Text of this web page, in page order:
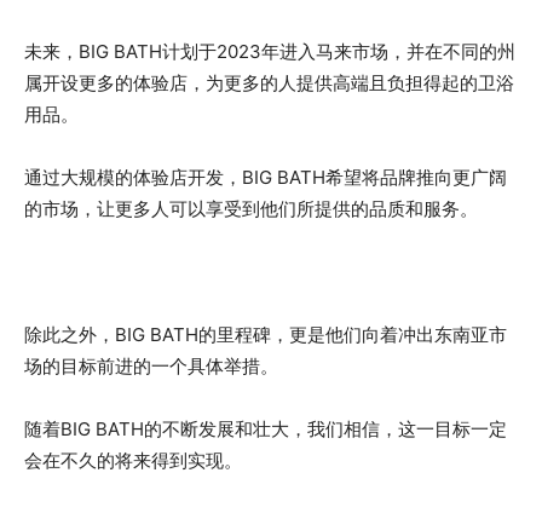
未来，BIG BATH计划于2023年进入马来市场，并在不同的州
属开设更多的体验店，为更多的人提供高端且负担得起的卫浴
用品。
通过大规模的体验店开发，BIG BATH希望将品牌推向更广阔
的市场，让更多人可以享受到他们所提供的品质和服务。
除此之外，BIG BATH的里程碑，更是他们向着冲出东南亚市
场的目标前进的一个具体举措。
随着BIG BATH的不断发展和壮大，我们相信，这一目标一定
会在不久的将来得到实现。